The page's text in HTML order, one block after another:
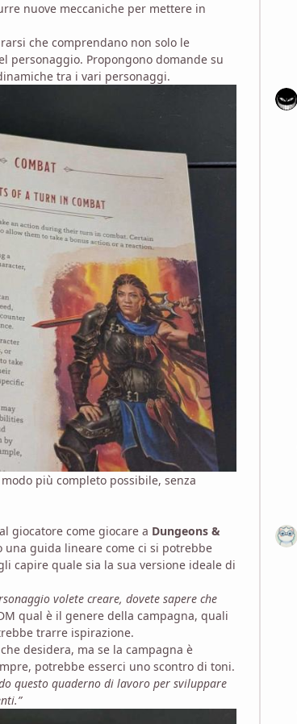
nuove meccaniche per mettere in
che comprendano non solo le
personaggio. Propongono domande su
tra i vari personaggi.
più completo possibile, senza
giocatore come giocare a Dungeons &
una guida lineare come ci si potrebbe
capire quale sia la sua versione ideale di
volete creare, dovete sapere che
qual è il genere della campagna, quali
trarre ispirazione.
desidera, ma se la campagna è
potrebbe esserci uno scontro di toni.
questo quaderno di lavoro per sviluppare